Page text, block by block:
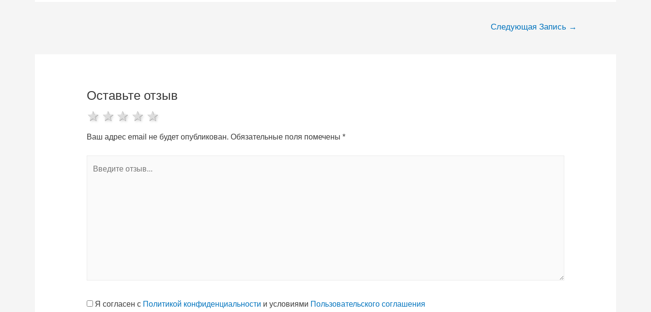
Следующая Запись →
Оставьте отзыв
4 stars
3 stars
2 stars
1 star
Ваш адрес email не будет опубликован. Обязательные поля помечены *
Я согласен с Политикой конфиденциальности и условиями Пользовательского соглашения